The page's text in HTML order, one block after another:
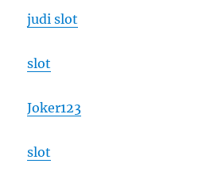
judi slot
slot
Joker123
slot